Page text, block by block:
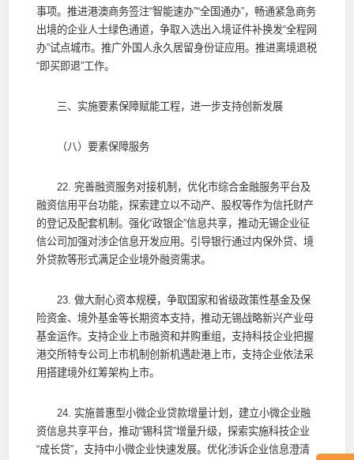
事项。推进港澳商务签注“智能速办”“全国通办”，畅通紧急商务
出境的企业人士绿色通道，争取入选出入境证件补换发“全程网
办”试点城市。推广外国人永久居留身份证应用。推进离境退税
“即买即退”工作。
三、实施要素保障赋能工程，进一步支持创新发展
（八）要素保障服务
22. 完善融资服务对接机制，优化市综合金融服务平台及
融资信用平台功能，探索建立以不动产、股权等作为信托财产
的登记及配套机制。强化“政银企”信息共享，推动无锡企业征
信公司加强对涉企信息开发应用。引导银行通过内保外贷、境
外贷款等形式满足企业境外融资需求。
23. 做大耐心资本规模，争取国家和省级政策性基金及保
险资金、境外基金等长期资本支持，推动无锡战略新兴产业母
基金运作。支持企业上市融资和并购重组，支持科技企业把握
港交所特专公司上市机制创新机遇赴港上市，支持企业依法采
用搭建境外红筹架构上市。
24. 实施普惠型小微企业贷款增量计划，建立小微企业融
资信息共享平台，推动“锡科贷”增量升级，探索实施科技企业
“成长贷”，支持中小微企业快速发展。优化涉诉企业信息澄清